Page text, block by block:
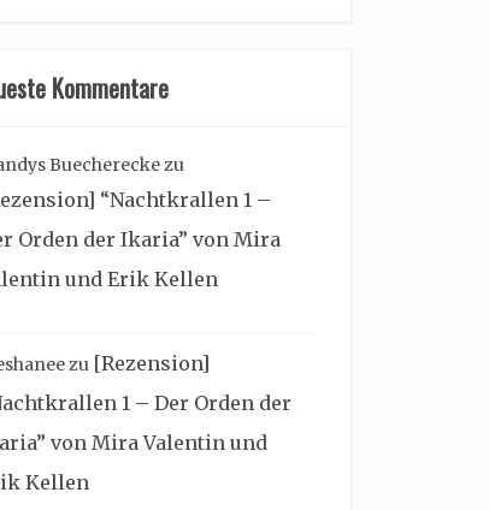
Kommentare
Buechereckezu
“Nachtkrallen 1 –
Orden der Ikaria” von Mira
und Erik Kellen
zu [Rezension]
1 – Der Orden der
von Mira Valentin und
Kellen